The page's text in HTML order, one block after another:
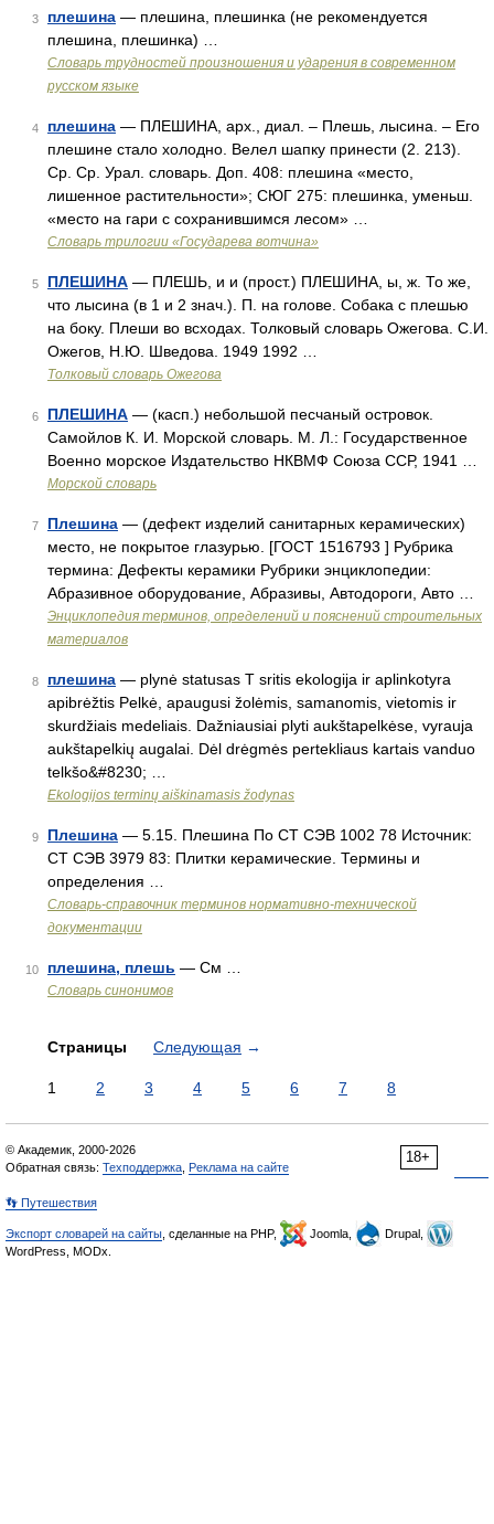
3 плешина — плешина, плешинка (не рекомендуется
плешина, плешинка) …
Словарь трудностей произношения и ударения в современном
русском языке
4 плешина — ПЛЕШИНА, арх., диал. – Плешь, лысина. – Его
плешине стало холодно. Велел шапку принести (2. 213).
Ср. Ср. Урал. словарь. Доп. 408: плешина «место,
лишенное растительности»; СЮГ 275: плешинка, уменьш.
«место на гари с сохранившимся лесом» …
Словарь трилогии «Государева вотчина»
5 ПЛЕШИНА — ПЛЕШЬ, и и (прост.) ПЛЕШИНА, ы, ж. То же,
что лысина (в 1 и 2 знач.). П. на голове. Собака с плешью
на боку. Плеши во всходах. Толковый словарь Ожегова. С.И.
Ожегов, Н.Ю. Шведова. 1949 1992 …
Толковый словарь Ожегова
6 ПЛЕШИНА — (касп.) небольшой песчаный островок.
Самойлов К. И. Морской словарь. М. Л.: Государственное
Военно морское Издательство НКВМФ Союза ССР, 1941 …
Морской словарь
7 Плешина — (дефект изделий санитарных керамических)
место, не покрытое глазурью. [ГОСТ 1516793 ] Рубрика
термина: Дефекты керамики Рубрики энциклопедии:
Абразивное оборудование, Абразивы, Автодороги, Авто …
Энциклопедия терминов, определений и пояснений строительных
материалов
8 плешина — plynė statusas T sritis ekologija ir aplinkotyra
apibrėžtis Pelkė, apaugusi žolėmis, samanomis, vietomis ir
skurdžiais medeliais. Dažniausiai plyti aukštapelkėse, vyrauja
aukštapelkių augalai. Dėl drėgmės pertekliaus kartais vanduo
telkšo&#8230; …
Ekologijos terminų aiškinamasis žodynas
9 Плешина — 5.15. Плешина По СТ СЭВ 1002 78 Источник:
СТ СЭВ 3979 83: Плитки керамические. Термины и
определения …
Словарь-справочник терминов нормативно-технической
документации
10 плешина, плешь — См …
Словарь синонимов
Страницы Следующая →
1 2 3 4 5 6 7 8
18+
© Академик, 2000-2026
Обратная связь: Техподдержка Реклама на сайте
👣 Путешествия
Экспорт словарей на сайты , сделанные на PHP, Joomla,
Drupal,
WordPress, MODx.